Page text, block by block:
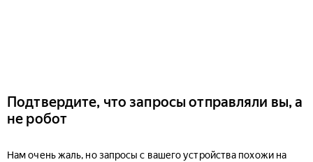
Подтвердите, что запросы отправляли вы, а
не робот
Нам очень жаль, но запросы с вашего устройства похожи на